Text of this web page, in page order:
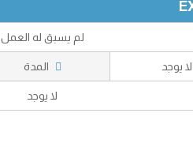
لم يسبق له العمل
لا يوجد المدة
لا يوجد